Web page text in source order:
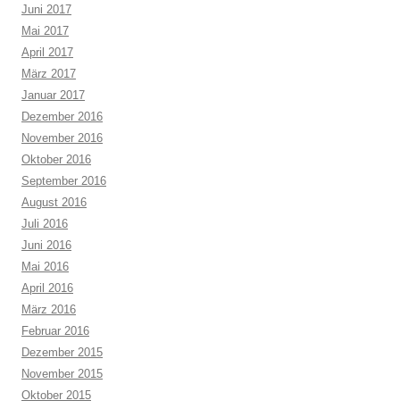
Juni 2017
Mai 2017
April 2017
März 2017
Januar 2017
Dezember 2016
November 2016
Oktober 2016
September 2016
August 2016
Juli 2016
Juni 2016
Mai 2016
April 2016
März 2016
Februar 2016
Dezember 2015
November 2015
Oktober 2015